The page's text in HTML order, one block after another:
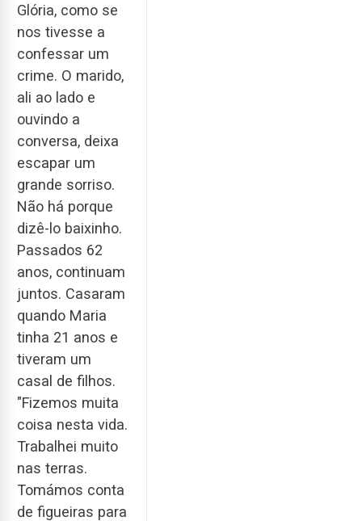
Glória, como se
nos tivesse a
confessar um
crime. O marido,
ali ao lado e
ouvindo a
conversa, deixa
escapar um
grande sorriso.
Não há porque
dizê-lo baixinho.
Passados 62
anos, continuam
juntos. Casaram
quando Maria
tinha 21 anos e
tiveram um
casal de filhos.
"Fizemos muita
coisa nesta vida.
Trabalhei muito
nas terras.
Tomámos conta
de figueiras para